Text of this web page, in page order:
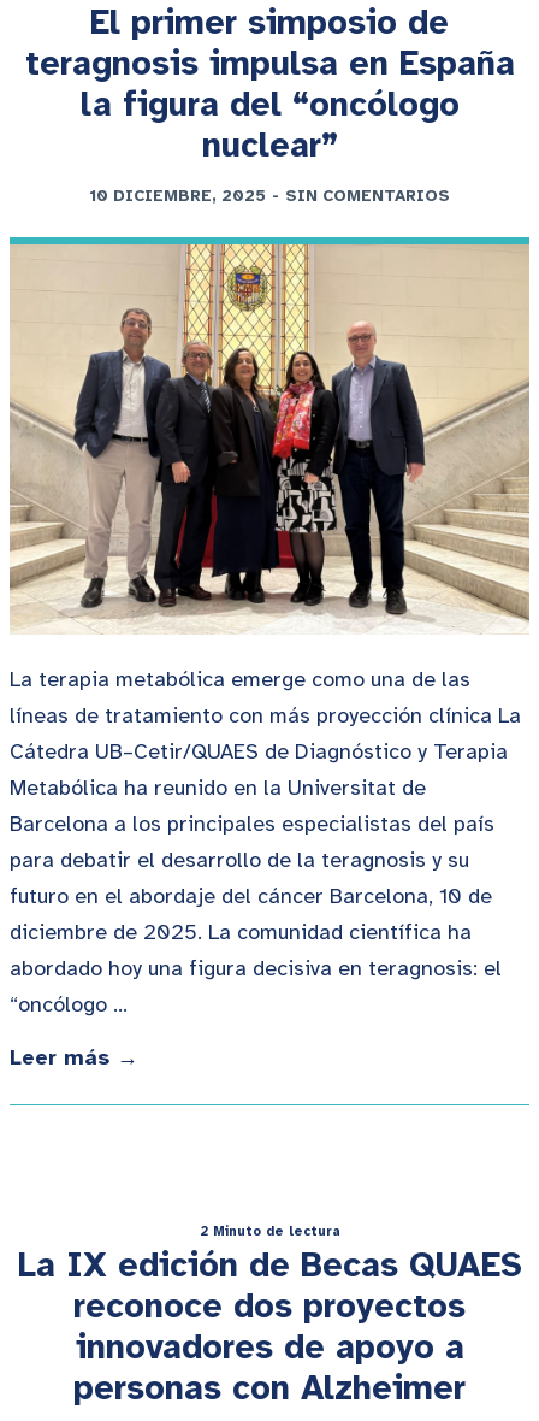
El primer simposio de
teragnosis impulsa en España
la figura del “oncólogo
nuclear”
10 DICIEMBRE, 2025 - SIN COMENTARIOS
La terapia metabólica emerge como una de las
líneas de tratamiento con más proyección clínica La
Cátedra UB–Cetir/QUAES de Diagnóstico y Terapia
Metabólica ha reunido en la Universitat de
Barcelona a los principales especialistas del país
para debatir el desarrollo de la teragnosis y su
futuro en el abordaje del cáncer Barcelona, 10 de
diciembre de 2025. La comunidad científica ha
abordado hoy una figura decisiva en teragnosis: el
“oncólogo …
Leer más →
2 Minuto de lectura
La IX edición de Becas QUAES
reconoce dos proyectos
innovadores de apoyo a
personas con Alzheimer